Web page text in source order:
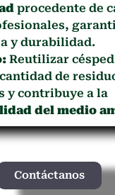
procedente de
y durabilidad.
Reutilizar
de
y contribuye a la
del medio
Contáctanos